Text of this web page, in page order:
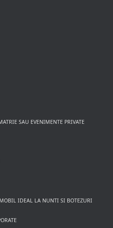
SAU EVENIMENTE PRIVATE
IDEAL LA NUNTI SI BOTEZURI